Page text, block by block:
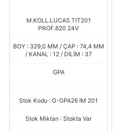
M.KOLL.LUCAS TIT201
PROF.620 24V
BOY : 329,0 MM / ÇAP : 74,4 MM
/ KANAL : 12 / DİLİM : 37
GPA
Stok Kodu : G-GPA26 IM 201
Stok Miktarı : Stokta Var